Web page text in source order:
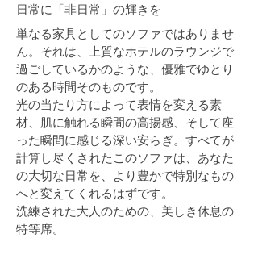
日常に「非日常」の輝きを
単なる家具としてのソファではありませ
ん。それは、上質なホテルのラウンジで
過ごしているかのような、優雅でゆとり
のある時間そのものです。
光の当たり方によって表情を変える素
材、肌に触れる瞬間の高揚感、そして座
った瞬間に感じる深い安らぎ。すべてが
計算し尽くされたこのソファは、あなた
の大切な日常を、より豊かで特別なもの
へと変えてくれるはずです。
洗練された大人のための、美しき休息の
特等席。